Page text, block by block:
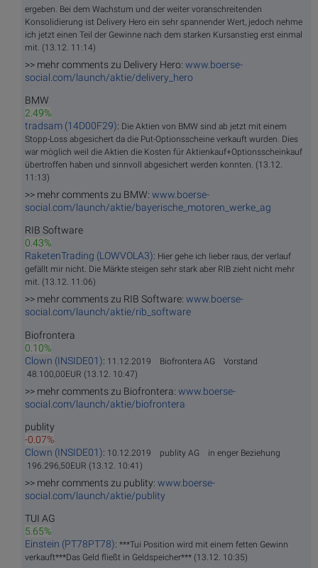
ergeben. Bei dem Wachstum und der weiter voranschreitenden
Konsolidierung ist Delivery Hero ein sehr spannender Wert, jedoch nehme
ich jetzt einen Teil der Gewinne nach dem starken Kursanstieg erst einmal
mit. (13.12. 11:14)
>> mehr comments zu Delivery Hero: www.boerse-
social.com/launch/aktie/delivery_hero
BMW
2.49%
tradsam (14D00F29): Die Aktien von BMW sind ab jetzt mit einem
Stopp-Loss abgesichert da die Put-Optionsscheine verkauft wurden. Dies
war möglich weil die Aktien die Kosten für Aktienkauf+Optionsscheinkauf
übertroffen haben und sinnvoll abgesichert werden konnten. (13.12.
11:13)
>> mehr comments zu BMW: www.boerse-
social.com/launch/aktie/bayerische_motoren_werke_ag
RIB Software
0.43%
RaketenTrading (LOWVOLA3): Hier gehe ich lieber raus, der verlauf
gefällt mir nicht. Die Märkte steigen sehr stark aber RIB zieht nicht mehr
mit. (13.12. 11:06)
>> mehr comments zu RIB Software: www.boerse-
social.com/launch/aktie/rib_software
Biofrontera
0.10%
Clown (INSIDE01): 11.12.2019 Biofrontera AG Vorstand
48.100,00EUR (13.12. 10:47)
>> mehr comments zu Biofrontera: www.boerse-
social.com/launch/aktie/biofrontera
publity
-0.07%
Clown (INSIDE01): 10.12.2019 publity AG in enger Beziehung
196.296,50EUR (13.12. 10:41)
>> mehr comments zu publity: www.boerse-
social.com/launch/aktie/publity
TUI AG
5.65%
Einstein (PT78PT78): ***Tui Position wird mit einem fetten Gewinn
verkauft***Das Geld fließt in Geldspeicher*** (13.12. 10:35)